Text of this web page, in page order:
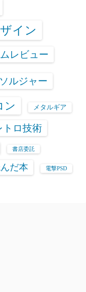
イン
レビュー
ルジャー
ン メタルギア
トロ技術
書店委託
だ本 電撃PSD